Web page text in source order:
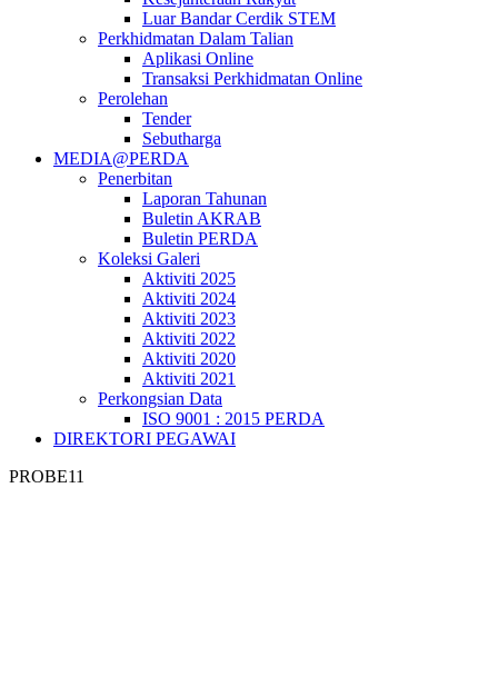
Luar Bandar Cerdik STEM
Perkhidmatan Dalam Talian
Aplikasi Online
Transaksi Perkhidmatan Online
Perolehan
Tender
Sebutharga
MEDIA@PERDA
Penerbitan
Laporan Tahunan
Buletin AKRAB
Buletin PERDA
Koleksi Galeri
Aktiviti 2025
Aktiviti 2024
Aktiviti 2023
Aktiviti 2022
Aktiviti 2020
Aktiviti 2021
Perkongsian Data
ISO 9001 : 2015 PERDA
DIREKTORI PEGAWAI